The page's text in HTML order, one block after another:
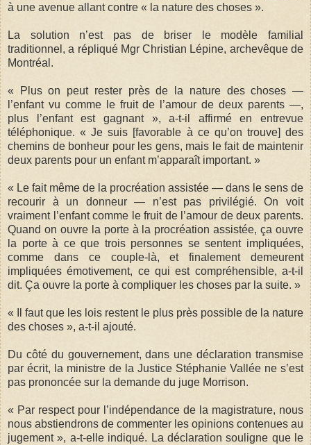
à une avenue allant contre « la nature des choses ».
La solution n’est pas de briser le modèle familial
traditionnel, a répliqué Mgr Christian Lépine, archevêque de
Montréal.
« Plus on peut rester près de la nature des choses —
l’enfant vu comme le fruit de l’amour de deux parents —,
plus l’enfant est gagnant », a-t-il affirmé en entrevue
téléphonique. « Je suis [favorable à ce qu’on trouve] des
chemins de bonheur pour les gens, mais le fait de maintenir
deux parents pour un enfant m’apparaît important. »
« Le fait même de la procréation assistée — dans le sens de
recourir à un donneur — n’est pas privilégié. On voit
vraiment l’enfant comme le fruit de l’amour de deux parents.
Quand on ouvre la porte à la procréation assistée, ça ouvre
la porte à ce que trois personnes se sentent impliquées,
comme dans ce couple-là, et finalement demeurent
impliquées émotivement, ce qui est compréhensible, a-t-il
dit. Ça ouvre la porte à compliquer les choses par la suite. »
« Il faut que les lois restent le plus près possible de la nature
des choses », a-t-il ajouté.
Du côté du gouvernement, dans une déclaration transmise
par écrit, la ministre de la Justice Stéphanie Vallée ne s’est
pas prononcée sur la demande du juge Morrison.
« Par respect pour l’indépendance de la magistrature, nous
nous abstiendrons de commenter les opinions contenues au
jugement », a-t-elle indiqué. La déclaration souligne que le